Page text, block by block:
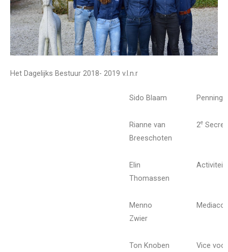
Het Dagelijks Bestuur 2018- 2019 v.l.n.r
Sido Blaam
Rianne van
Breeschoten
2e
Elin
Thomassen
Menno
Zwier
Ton Knoben Vice